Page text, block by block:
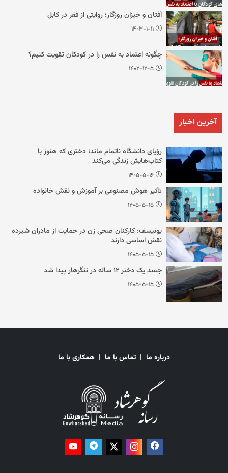
اُفتان و خیزان روزگار؛ روایتی از فقر در کابل
۱۴۰۳-۱-۱۱
چگونه اعتماد به نفس را در کودکان تقویت کنیم؟
۱۴۰۲-۱۲-۵
آخرین اخبار
رؤیای دانشگاه ناتمام ماند؛ دختری که هنوز با
کتاب‌هایش زندگی می‌کند
۱۴۰۵-۵-۱۶
تأثیر هوش مصنوعی بر آموزش و نقش خانواده
۱۴۰۵-۵-۱۵
یونیسف: کارکنان صحی زن در حمایت از مادران شیرده
نقش اساسی دارند
۱۴۰۵-۵-۱۵
جسد یک دختر ۱۲ ساله در ننگرهار پیدا شد
۱۴۰۵-۵-۱۵
درباره ما | تماس با ما | همکاری با ما